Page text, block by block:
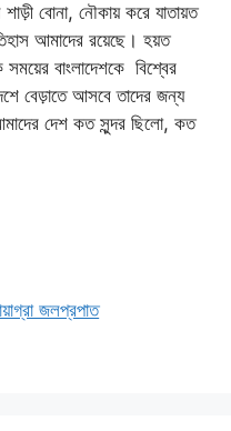
বোনা, নৌকায় করে যাতায়ত
আমাদের রয়েছে। হয়ত
বাংলাদেশকে বিশ্বের
বেড়াতে আসবে তাদের জন্য
দেশ কত সুন্দর ছিলো, কত
জলপ্রপাত